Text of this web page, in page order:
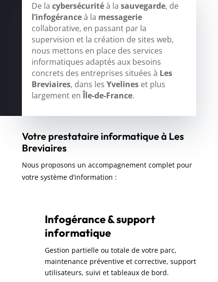
De la cybersécuritéà la sauvegarde, de
l’infogéranceà la messagerie
collaborative, en passant par la
supervision et la création de sites web,
nous mettons en place des services
informatiques adaptés aux besoins
concrets des entreprises situées à Les
Breviaires, dans les Yvelineset plus
largement enÎle-de-France.
Votre prestataire informatique à Les
Breviaires
Nous proposons un accompagnement complet pour
votre système d’information :
Infogérance & support
informatique
Gestion partielle ou totale de votre parc,
maintenance préventive et corrective, support
utilisateurs, suivi et tableaux de bord.